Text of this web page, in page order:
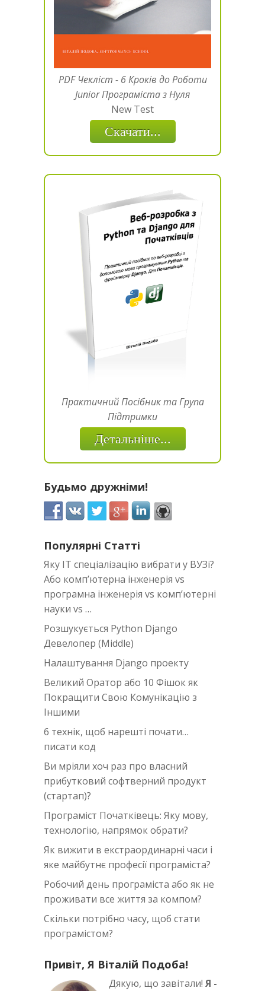
PDF Чекліст - 6 Кроків до Роботи
Junior Програміста з Нуля
New Test
Скачати...
Практичний Посібник та Група
Підтримки
Детальніше...
Будьмо дружніми!
Популярні Статті
Яку IT спеціалізацію вибрати у ВУЗі?
Або комп’ютерна інженерія vs
програмна інженерія vs комп’ютерні
науки vs …
Розшукується Python Django
Девелопер (Middle)
Налаштування Django проекту
Великий Оратор або 10 Фішок як
Покращити Свою Комунікацію з
Іншими
6 технік, щоб нарешті почати…
писати код
Ви мріяли хоч раз про власний
прибутковий софтверний продукт
(стартап)?
Програміст Початківець: Яку мову,
технологію, напрямок обрати?
Як вижити в екстраординарні часи i
яке майбутнє професії програміста?
Робочий день програміста або як не
проживати все життя за компом?
Скільки потрібно часу, щоб стати
програмістом?
Привіт, Я Віталій Подоба!
Дякую, що завітали! Я -